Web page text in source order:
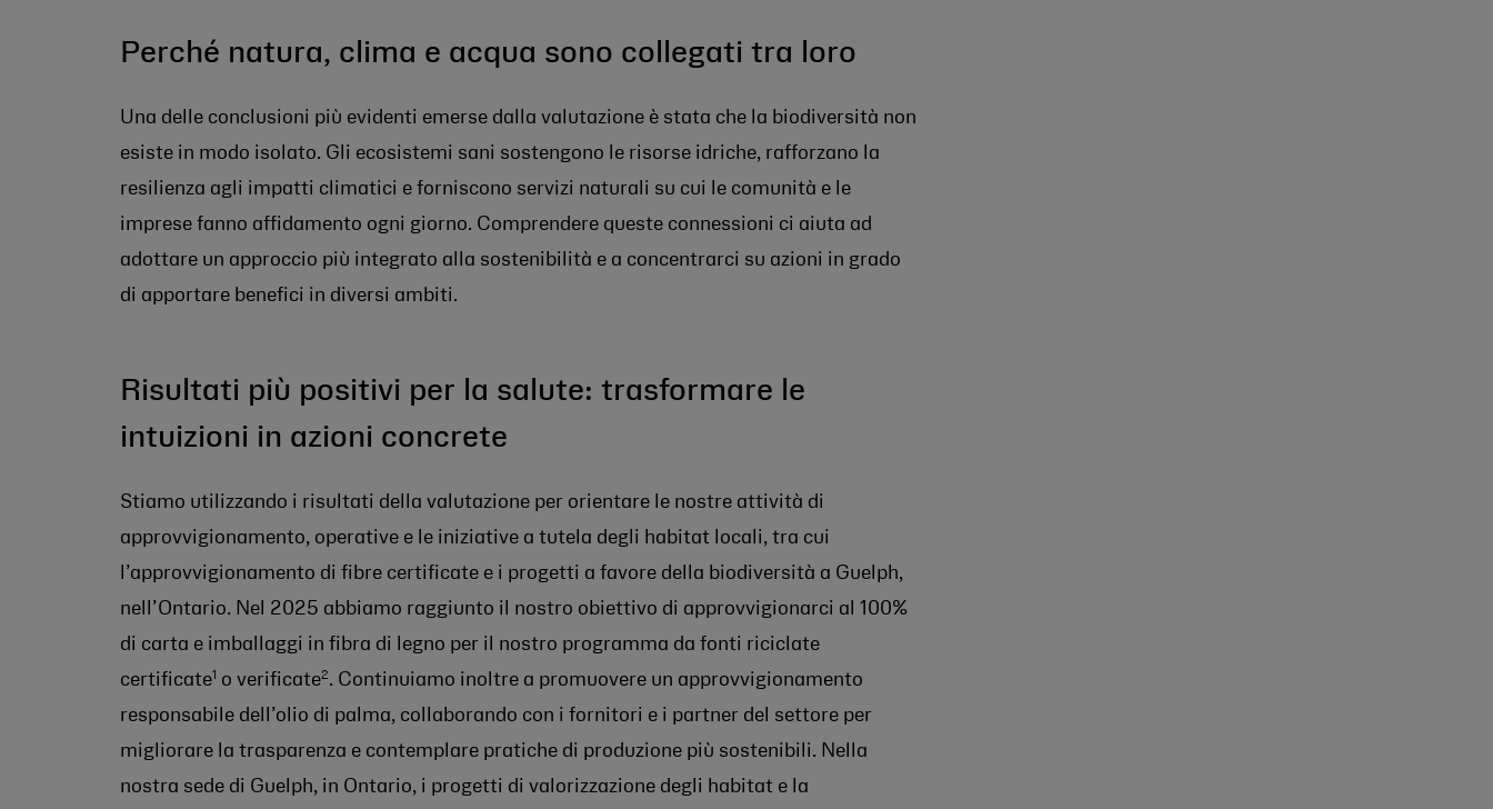
Perché natura, clima e acqua sono collegati tra loro
Una delle conclusioni più evidenti emerse dalla valutazione è stata che la biodiversità non
esiste in modo isolato. Gli ecosistemi sani sostengono le risorse idriche, rafforzano la
resilienza agli impatti climatici e forniscono servizi naturali su cui le comunità e le
imprese fanno affidamento ogni giorno. Comprendere queste connessioni ci aiuta ad
adottare un approccio più integrato alla sostenibilità e a concentrarci su azioni in grado
di apportare benefici in diversi ambiti.
Risultati più positivi per la salute: trasformare le
intuizioni in azioni concrete
Stiamo utilizzando i risultati della valutazione per orientare le nostre attività di
approvvigionamento, operative e le iniziative a tutela degli habitat locali, tra cui
l’approvvigionamento di fibre certificate e i progetti a favore della biodiversità a Guelph,
nell’Ontario. Nel 2025 abbiamo raggiunto il nostro obiettivo di approvvigionarci al 100%
di carta e imballaggi in fibra di legno per il nostro programma da fonti riciclate
certificate1 o verificate2 . Continuiamo inoltre a promuovere un approvvigionamento
responsabile dell’olio di palma, collaborando con i fornitori e i partner del settore per
migliorare la trasparenza e contemplare pratiche di produzione più sostenibili. Nella
nostra sede di Guelph, in Ontario, i progetti di valorizzazione degli habitat e la